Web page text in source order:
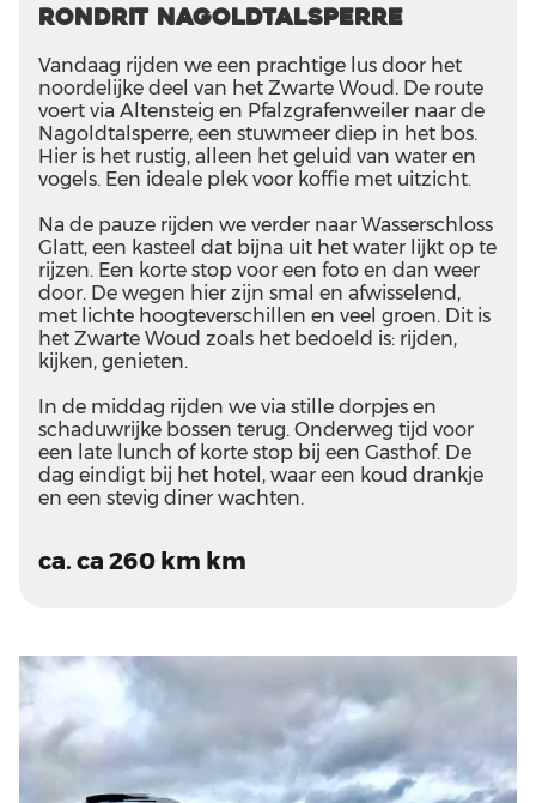
Rondrit Nagoldtalsperre
Vandaag rijden we een prachtige lus door het
noordelijke deel van het Zwarte Woud. De route
voert via Altensteig en Pfalzgrafenweiler naar de
Nagoldtalsperre, een stuwmeer diep in het bos.
Hier is het rustig, alleen het geluid van water en
vogels. Een ideale plek voor koffie met uitzicht.
Na de pauze rijden we verder naar Wasserschloss
Glatt, een kasteel dat bijna uit het water lijkt op te
rijzen. Een korte stop voor een foto en dan weer
door. De wegen hier zijn smal en afwisselend,
met lichte hoogteverschillen en veel groen. Dit is
het Zwarte Woud zoals het bedoeld is: rijden,
kijken, genieten.
In de middag rijden we via stille dorpjes en
schaduwrijke bossen terug. Onderweg tijd voor
een late lunch of korte stop bij een Gasthof. De
dag eindigt bij het hotel, waar een koud drankje
en een stevig diner wachten.
ca. ca 260 km km